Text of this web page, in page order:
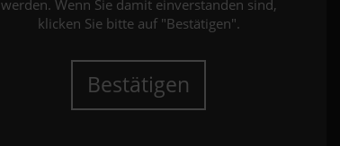
werden. Wenn Sie damit einverstanden sind,
klicken Sie bitte auf "Bestätigen".
Bestätigen